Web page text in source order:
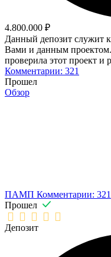
4.800.000 ₽
Данный депозит служит
Вами и данным проектом.
проверила этот проект и
Комментарии: 321
Прошел
Обзор
ПАМП Комментарии: 321
Прошел
Депозит